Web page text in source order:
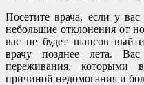
Посетите врача, если у
небольшие отклонения от
вас не будет шансов
врачу позднее лета.
переживания, которыми
причиной недомогания и